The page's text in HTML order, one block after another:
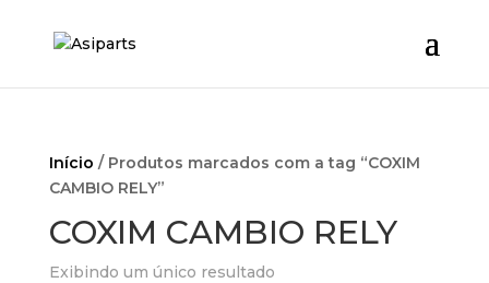
Início / Produtos marcados com a tag “COXIM
CAMBIO RELY”
COXIM CAMBIO RELY
Exibindo um único resultado